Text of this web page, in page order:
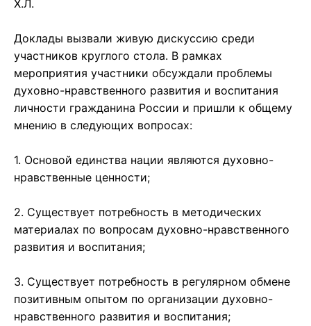
Х.Л.
Доклады вызвали живую дискуссию среди
участников круглого стола. В рамках
мероприятия участники обсуждали проблемы
духовно-нравственного развития и воспитания
личности гражданина России и пришли к общему
мнению в следующих вопросах:
1. Основой единства нации являются духовно-
нравственные ценности;
2. Существует потребность в методических
материалах по вопросам духовно-нравственного
развития и воспитания;
3. Существует потребность в регулярном обмене
позитивным опытом по организации духовно-
нравственного развития и воспитания;